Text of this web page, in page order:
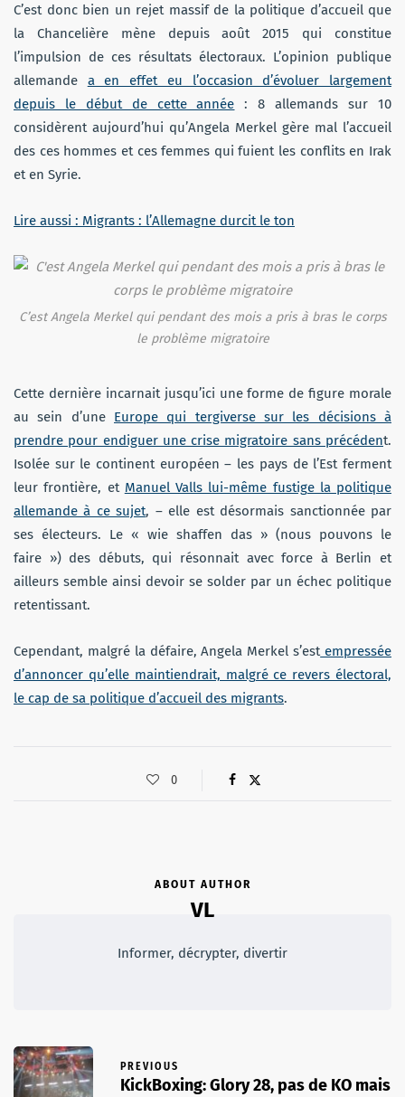
C’est donc bien un rejet massif de la politique d’accueil que
la Chancelière mène depuis août 2015 qui constitue
l’impulsion de ces résultats électoraux. L’opinion publique
allemande a en effet eu l’occasion d’évoluer largement
depuis le début de cette année : 8 allemands sur 10
considèrent aujourd’hui qu’Angela Merkel gère mal l’accueil
des ces hommes et ces femmes qui fuient les conflits en Irak
et en Syrie.
Lire aussi : Migrants : l’Allemagne durcit le ton
C’est Angela Merkel qui pendant des mois a pris à bras le corps
le problème migratoire
Cette dernière incarnait jusqu’ici une forme de figure morale
au sein d’une Europe qui tergiverse sur les décisions à
prendre pour endiguer une crise migratoire sans précédent.
Isolée sur le continent européen – les pays de l’Est ferment
leur frontière, et Manuel Valls lui-même fustige la politique
allemande à ce sujet, – elle est désormais sanctionnée par
ses électeurs. Le « wie shaffen das » (nous pouvons le
faire ») des débuts, qui résonnait avec force à Berlin et
ailleurs semble ainsi devoir se solder par un échec politique
retentissant.
Cependant, malgré la défaire, Angela Merkel s’est empressée
d’annoncer qu’elle maintiendrait, malgré ce revers électoral,
le cap de sa politique d’accueil des migrants.
0
ABOUT AUTHOR
VL
Informer, décrypter, divertir
PREVIOUS
KickBoxing: Glory 28, pas de KO mais